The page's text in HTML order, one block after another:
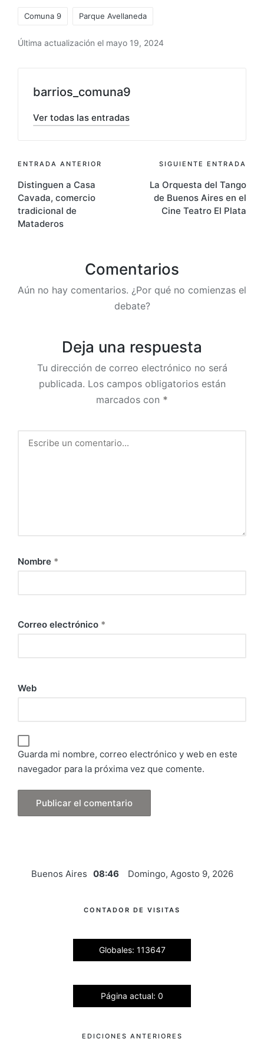
Comuna 9 Parque Avellaneda
Última actualización el mayo 19, 2024
barrios_comuna9
Ver todas las entradas
Navegación
de
entradas
ENTRADA ANTERIOR
Distinguen a Casa
Cavada, comercio
tradicional de
Mataderos
SIGUIENTE ENTRADA
La Orquesta del Tango
de Buenos Aires en el
Cine Teatro El Plata
Comentarios
Aún no hay comentarios. ¿Por qué no comienzas el
debate?
Deja una respuesta
Tu dirección de correo electrónico no será
publicada. Los campos obligatorios están
marcados con *
Nombre *
Correo electrónico *
Web
Guarda mi nombre, correo electrónico y web en este
navegador para la próxima vez que comente.
Buenos Aires 08:46 Domingo, Agosto 9, 2026
CONTADOR DE VISITAS
Globales: 113647
Página actual: 0
EDICIONES ANTERIORES